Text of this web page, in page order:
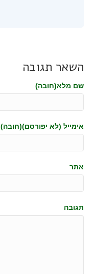
השאר תגובה
שם מלא(חובה)
אימייל (לא יפורסם)(חובה)
אתר
תגובה